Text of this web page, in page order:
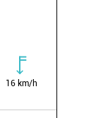
16 km/h